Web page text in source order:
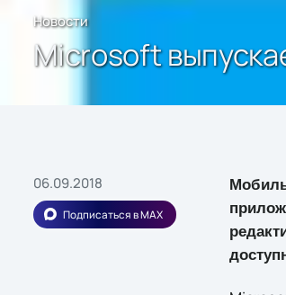
Новости
Microsoft
06.09.2018
Подписаться в MAX